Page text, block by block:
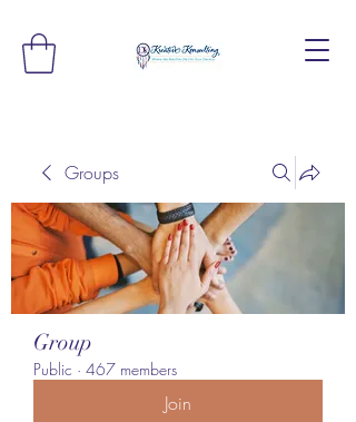
Groups
Group
Public · 467 members
Join